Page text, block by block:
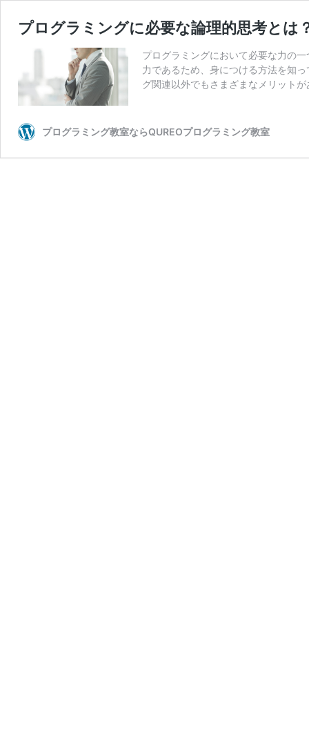
プログラミングに必要な論理的思考とは
プログラミングにおいて必要な力の
力であるため、身につける方法を知
グ関連以外でもさまざまなメリット
プログラミング教室ならQUREOプログラミング教室